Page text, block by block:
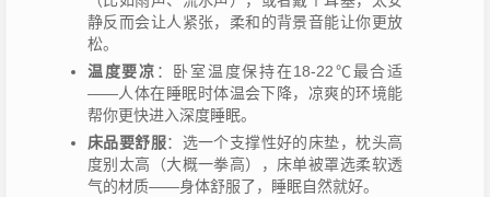
静反而会让人紧张，柔和的背景音能让你更放
松。
温度要凉 ：卧室温度保持在18-22℃最合适
——人体在睡眠时体温会下降，凉爽的环境能
帮你更快进入深度睡眠。
床品要舒服：选一个支撑性好的床垫，枕头高
度别太高（大概一拳高），床单被罩选柔软透
气的材质——身体舒服了，睡眠自然就好。